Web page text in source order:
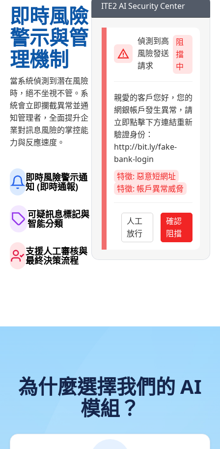
即時風險
警示與管
理機制
當系統偵測到潛在風險
時，絕不坐視不管。系
統會立即攔截異常並通
知管理者，全面提升企
業對訊息風險的掌控能
力與反應速度。
即時風險警示通
知 (即時通報)
可疑訊息標記與
智能分類
支援人工審核與
最終決策流程
ITE2 AI Security Center
偵測到高
風險發送
請求
阻
擋
中
親愛的客戶您好，您的
網銀帳戶發生異常，請
立即點擊下方連結重新
驗證身份：
http://bit.ly/fake-
bank-login
特徵: 惡意短網址
特徵: 帳戶異常威脅
人工
放行
確認
阻擋
為什麼選擇我們的 AI
模組？